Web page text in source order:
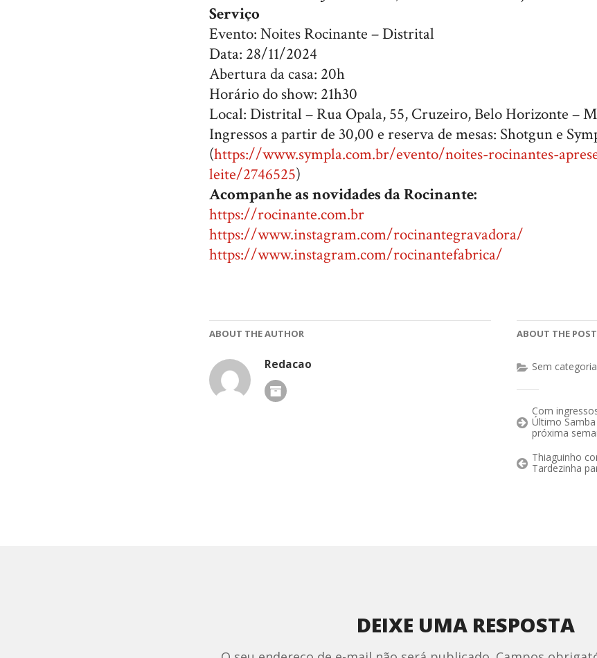
Serviço
Evento: Noites Rocinante – Distrital
Data: 28/11/2024
Abertura da casa: 20h
Horário do show: 21h30
Local: Distrital – Rua Opala, 55, Cruzeiro, Belo Horizonte –
Ingressos a partir de 30,00 e reserva de mesas: Shotgun e
(https://www.sympla.com.br/evento/noites-rocinantes-
leite/2746525)
Acompanhe as novidades da Rocinante:
https://rocinante.com.br
https://www.instagram.com/rocinantegravadora/
https://www.instagram.com/rocinantefabrica/
ABOUT THE AUTHOR
Redacao
ABOUT THE POST
Sem categoria
Com
Último
próxima
Thiaguinho
Tardezinha
DEIXE UMA RESPOSTA